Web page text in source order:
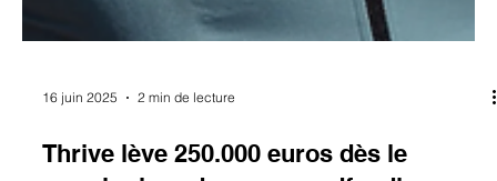
16 juin 2025 2 min de lecture